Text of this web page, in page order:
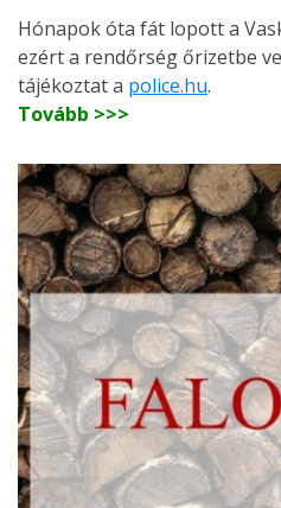
Hónapok óta fát lopott a
ezért a rendőrség őrizetbe
tájékoztat a police.hu.
Tovább >>>